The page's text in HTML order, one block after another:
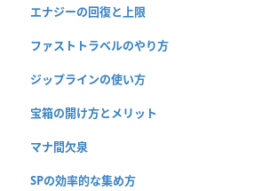
エナジーの回復と上限
ファストトラベルのやり方
ジップラインの使い方
宝箱の開け方とメリット
マナ間欠泉
SPの効率的な集め方